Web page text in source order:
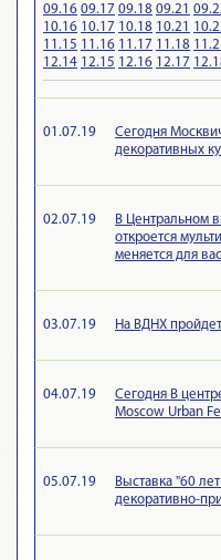
09.16 09.17 09.18 09.21
10.16 10.17 10.18 10.21
11.15 11.16 11.17 11.18
12.14 12.15 12.16 12.17
01.07.19
Сегодня
декоративных
02.07.19
В Центральном
откроется
меняется для
03.07.19 На ВДНХ
04.07.19
Сегодня В
Moscow Urban
05.07.19
Выставка "60
декоративно-